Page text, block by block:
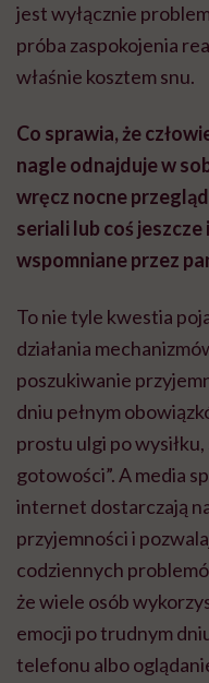
jest wyłącznie
próba zaspokojenia
właśnie kosztem snu.
Co sprawia, że
nagle odnajduje w
wręcz nocne
seriali lub coś
wspomniane przez
To nie tyle kwestia
działania
poszukiwanie
dniu pełnym
prostu ulgi po
gotowości”. A media
internet dostarczają
przyjemności i
codziennych
że wiele osób
emocji po trudnym
telefonu albo